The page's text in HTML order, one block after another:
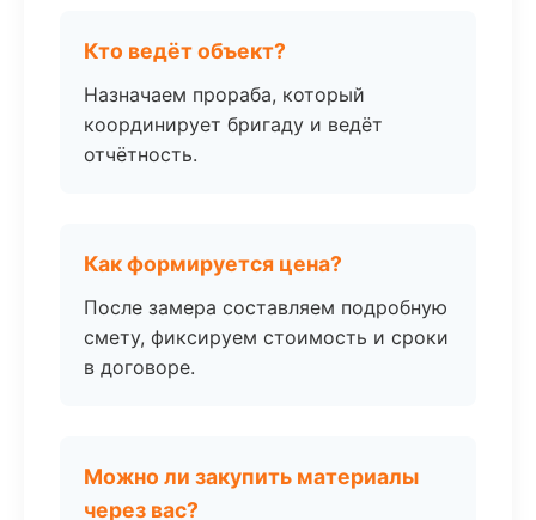
Кто ведёт объект?
Назначаем прораба, который
координирует бригаду и ведёт
отчётность.
Как формируется цена?
После замера составляем подробную
смету, фиксируем стоимость и сроки
в договоре.
Можно ли закупить материалы
через вас?